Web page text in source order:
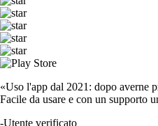
«Uso l'app dal 2021: dopo averne
Facile da usare e con un supporto
-Utente verificato